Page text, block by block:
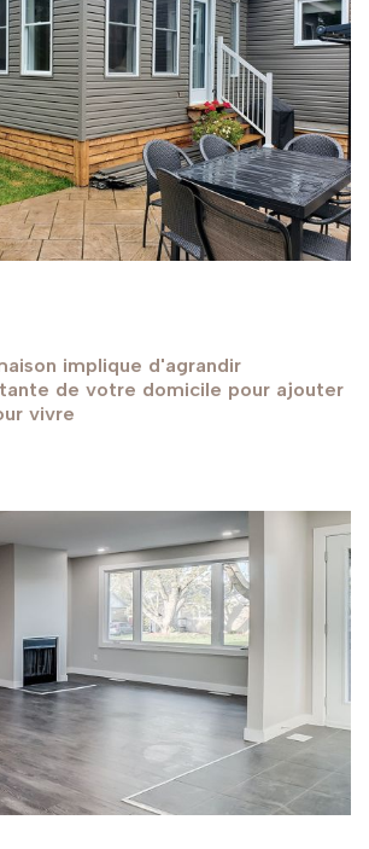
implique d'agrandir
de votre domicile pour ajouter
vivre